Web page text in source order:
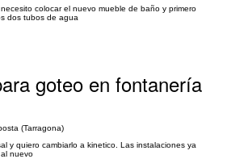
colocar el nuevo mueble de baño y primero
dos tubos de agua
goteo en fontanería
(Tarragona)
y quiero cambiarlo a kinetico. Las instalaciones ya
nuevo